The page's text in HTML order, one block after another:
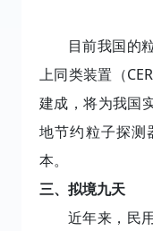
目前我国的
上同类装置（
建成，将为我国
地节约粒子探测
本。
三、拟境九天
近年来，民